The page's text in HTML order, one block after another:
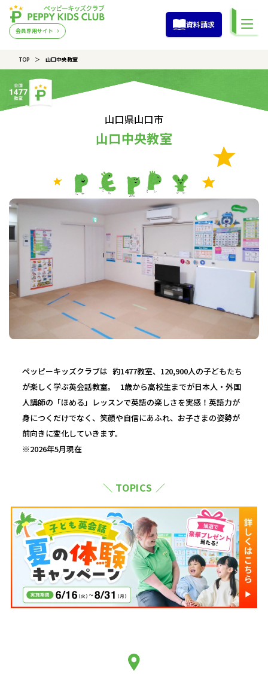
会員専用サイト
資料請求
TOP 山口中央教室
山口県山口市
山口中央教室
ペッピーキッズクラブは 約1477教室、120,900人の子どもたち
が楽しく学ぶ英会話教室。 1歳から高校生までが日本人・外国
人講師の「ほめる」レッスンで英語の楽しさを実感！英語力が
身につくだけでなく、笑顔や自信にあふれ、お子さまの姿勢が
前向きに変化していきます。
※2026年5月現在
＼ TOPICS ／